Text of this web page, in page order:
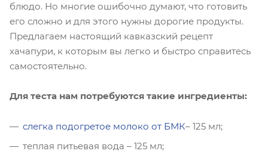
блюдо. Но многие ошибочно думают, что готовить
его сложно и для этого нужны дорогие продукты.
Предлагаем настоящий кавказский рецепт
хачапури, к которым вы легко и быстро справитесь
самостоятельно.
Для теста нам потребуются такие ингредиенты:
слегка подогретое молоко от БМК– 125 мл;
теплая питьевая вода – 125 мл;